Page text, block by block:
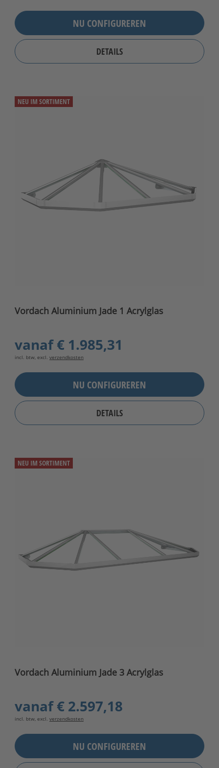
NU CONFIGUREREN
DETAILS
NEU IM SORTIMENT
Vordach Aluminium Jade 1 Acrylglas
vanaf€ 1.985,31
incl. btw, excl. verzendkosten
NU CONFIGUREREN
DETAILS
NEU IM SORTIMENT
Vordach Aluminium Jade 3 Acrylglas
vanaf€ 2.597,18
incl. btw, excl. verzendkosten
NU CONFIGUREREN